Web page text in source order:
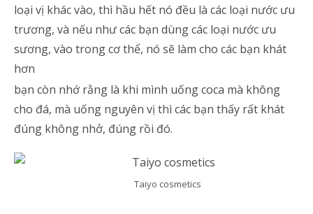
loại vị khác vào, thì hầu hết nó đều là các loại nước ưu
trương, và nếu như các bạn dùng các loại nước ưu
sương, vào trong cơ thể, nó sẽ làm cho các bạn khát
hơn
bạn còn nhớ rằng là khi mình uống coca mà không
cho đá, mà uống nguyên vị thì các bạn thấy rất khát
đúng không nhở, đúng rồi đó.
Taiyo cosmetics